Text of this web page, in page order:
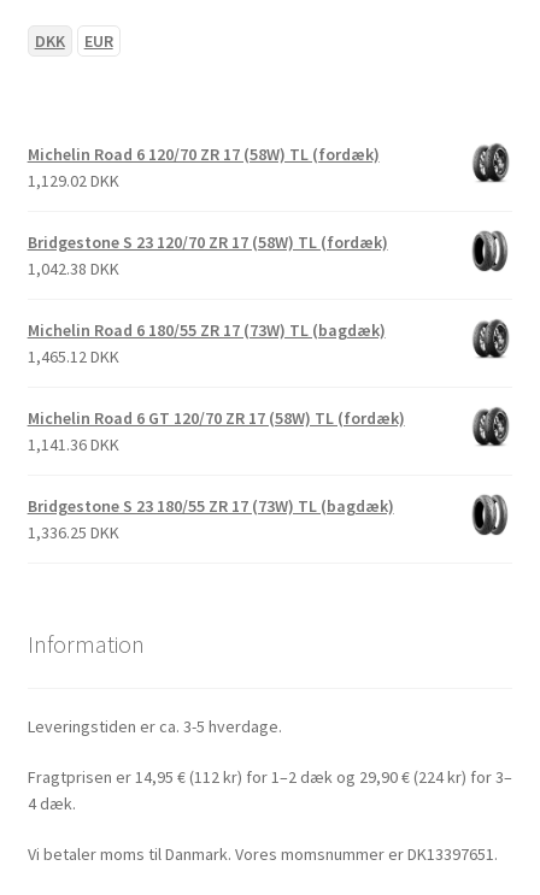
DKK EUR
Michelin Road 6 120/70 ZR 17 (58W) TL (fordæk)
1,129.02 DKK
Bridgestone S 23 120/70 ZR 17 (58W) TL (fordæk)
1,042.38 DKK
Michelin Road 6 180/55 ZR 17 (73W) TL (bagdæk)
1,465.12 DKK
Michelin Road 6 GT 120/70 ZR 17 (58W) TL (fordæk)
1,141.36 DKK
Bridgestone S 23 180/55 ZR 17 (73W) TL (bagdæk)
1,336.25 DKK
Information
Leveringstiden er ca. 3-5 hverdage.
Fragtprisen er 14,95 € (112 kr) for 1–2 dæk og 29,90 € (224 kr) for 3–
4 dæk.
Vi betaler moms til Danmark. Vores momsnummer er DK13397651.